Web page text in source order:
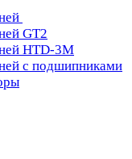
GT2
HTD-3M
с подшипниками